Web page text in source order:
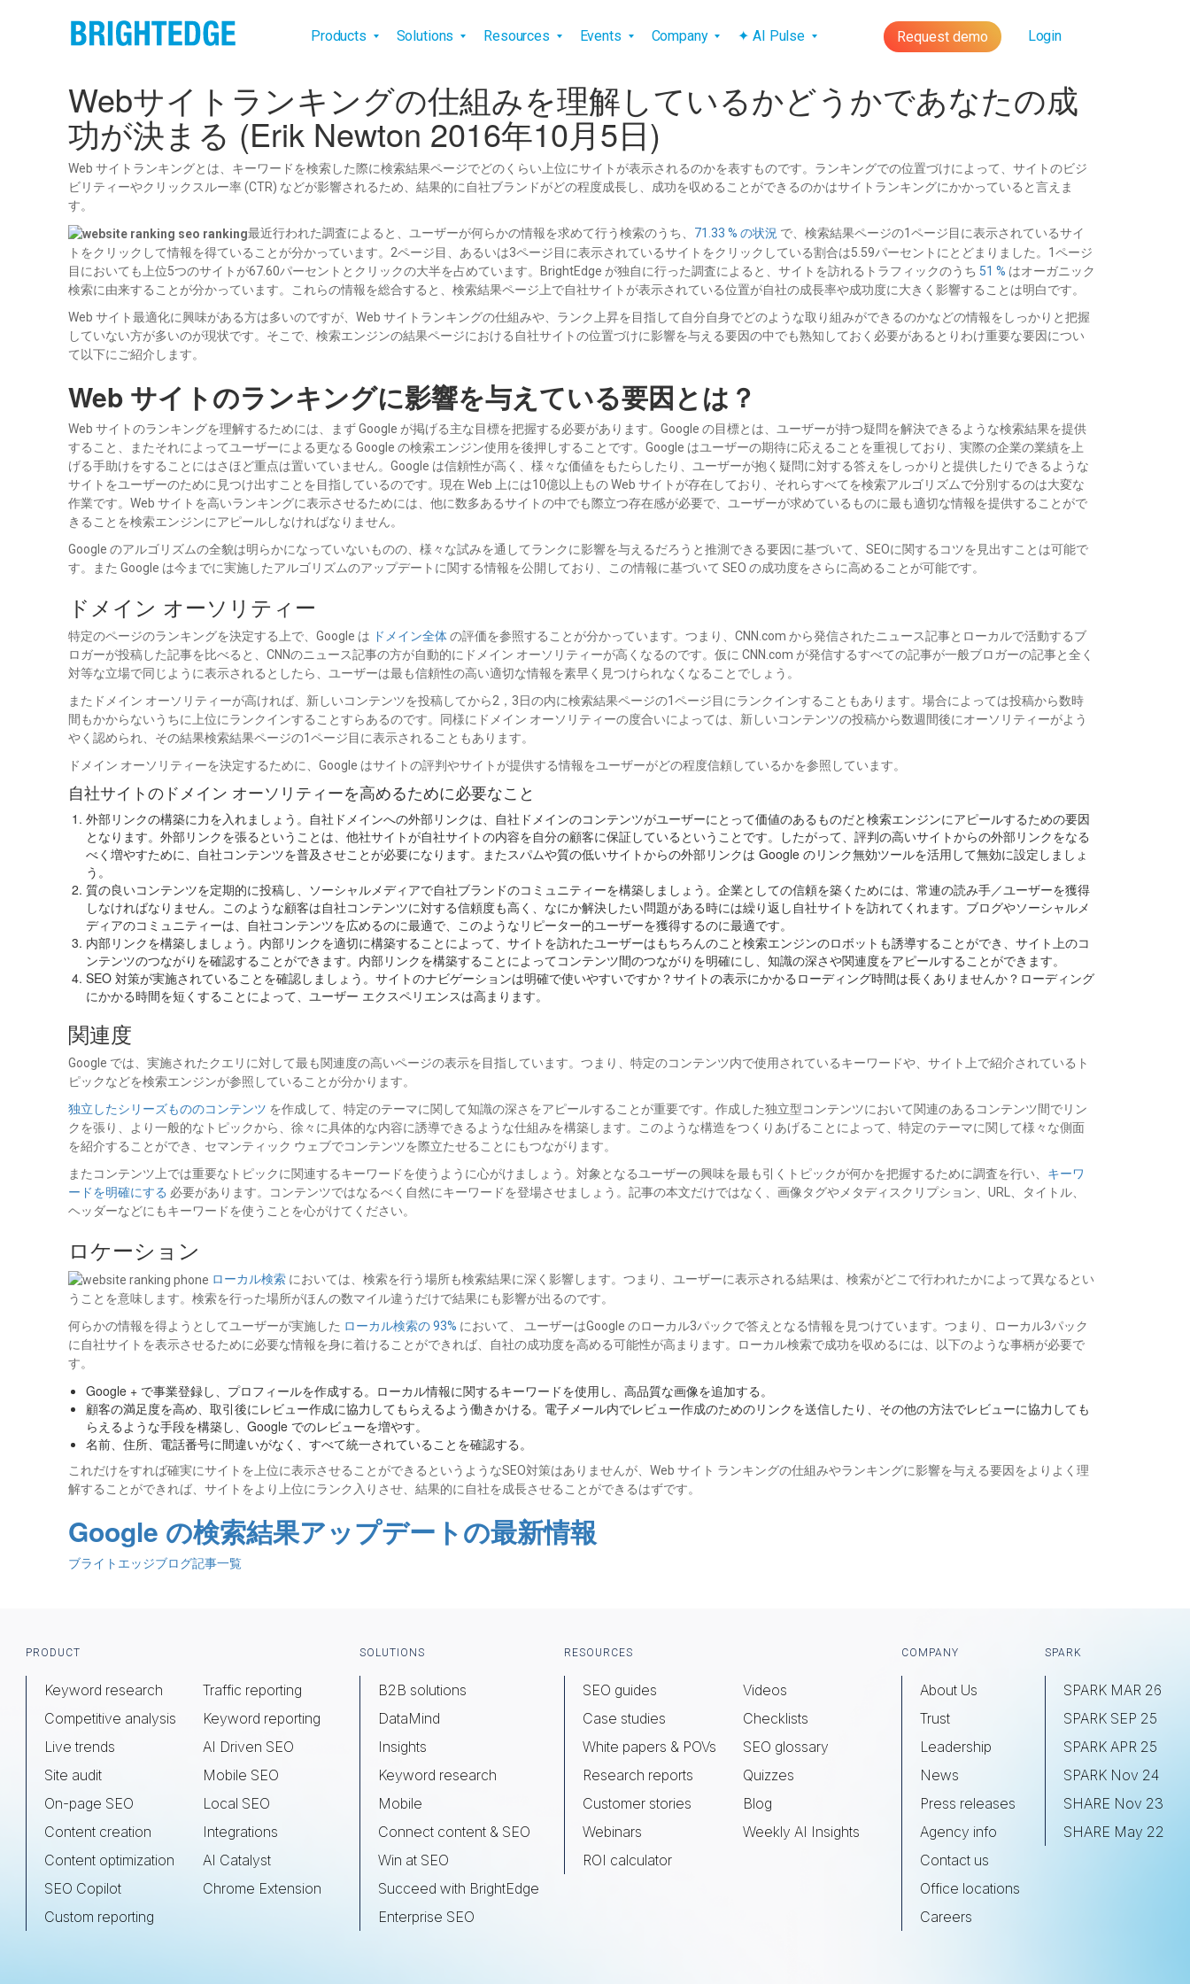
Products Solutions Resources Events Company ✦ AI Pulse Request demo Login
Webサイトランキングの仕組みを理解しているかどうかであなたの成
功が決まる (Erik Newton 2016年10月5日)
Web サイトランキングとは、キーワードを検索した際に検索結果ページでどのくらい上位にサイトが表示されるのかを表すものです。ランキングでの位置づけによって、サイトのビジ
ビリティーやクリックスルー率 (CTR) などが影響されるため、結果的に自社ブランドがどの程度成長し、成功を収めることができるのかはサイトランキングにかかっていると言えま
す。
最近行われた調査によると、ユーザーが何らかの情報を求めて行う検索のうち、 71.33 % の状況 で、検索結果ページの1ページ目に表示されているサイ
トをクリックして情報を得ていることが分かっています。2ページ目、あるいは3ページ目に表示されているサイトをクリックしている割合は5.59パーセントにとどまりました。1ページ
目においても上位5つのサイトが67.60パーセントとクリックの大半を占めています。BrightEdge が独自に行った調査によると、サイトを訪れるトラフィックのうち 51 % はオーガニック
検索に由来することが分かっています。これらの情報を総合すると、検索結果ページ上で自社サイトが表示されている位置が自社の成長率や成功度に大きく影響することは明白です。
Web サイト最適化に興味がある方は多いのですが、Web サイトランキングの仕組みや、ランク上昇を目指して自分自身でどのような取り組みができるのかなどの情報をしっかりと把握
していない方が多いのが現状です。そこで、検索エンジンの結果ページにおける自社サイトの位置づけに影響を与える要因の中でも熟知しておく必要があるとりわけ重要な要因につい
て以下にご紹介します。
Web サイトのランキングに影響を与えている要因とは？
Web サイトのランキングを理解するためには、まず Google が掲げる主な目標を把握する必要があります。Google の目標とは、ユーザーが持つ疑問を解決できるような検索結果を提供
すること、またそれによってユーザーによる更なる Google の検索エンジン使用を後押しすることです。Google はユーザーの期待に応えることを重視しており、実際の企業の業績を上
げる手助けをすることにはさほど重点は置いていません。Google は信頼性が高く、様々な価値をもたらしたり、ユーザーが抱く疑問に対する答えをしっかりと提供したりできるような
サイトをユーザーのために見つけ出すことを目指しているのです。現在 Web 上には10億以上もの Web サイトが存在しており、それらすべてを検索アルゴリズムで分別するのは大変な
作業です。Web サイトを高いランキングに表示させるためには、他に数多あるサイトの中でも際立つ存在感が必要で、ユーザーが求めているものに最も適切な情報を提供することがで
きることを検索エンジンにアピールしなければなりません。
Google のアルゴリズムの全貌は明らかになっていないものの、様々な試みを通してランクに影響を与えるだろうと推測できる要因に基づいて、SEOに関するコツを見出すことは可能で
す。また Google は今までに実施したアルゴリズムのアップデートに関する情報を公開しており、この情報に基づいて SEO の成功度をさらに高めることが可能です。
ドメイン オーソリティー
特定のページのランキングを決定する上で、Google は ドメイン全体の評価を参照することが分かっています。つまり、CNN.com から発信されたニュース記事とローカルで活動するブ
ロガーが投稿した記事を比べると、CNNのニュース記事の方が自動的にドメイン オーソリティーが高くなるのです。仮に CNN.com が発信するすべての記事が一般ブロガーの記事と全く
対等な立場で同じように表示されるとしたら、ユーザーは最も信頼性の高い適切な情報を素早く見つけられなくなることでしょう。
またドメイン オーソリティーが高ければ、新しいコンテンツを投稿してから2，3日の内に検索結果ページの1ページ目にランクインすることもあります。場合によっては投稿から数時
間もかからないうちに上位にランクインすることすらあるのです。同様にドメイン オーソリティーの度合いによっては、新しいコンテンツの投稿から数週間後にオーソリティーがよう
やく認められ、その結果検索結果ページの1ページ目に表示されることもあります。
ドメイン オーソリティーを決定するために、Google はサイトの評判やサイトが提供する情報をユーザーがどの程度信頼しているかを参照しています。
自社サイトのドメイン オーソリティーを高めるために必要なこと
外部リンクの構築に力を入れましょう。自社ドメインへの外部リンクは、自社ドメインのコンテンツがユーザーにとって価値のあるものだと検索エンジンにアピールするための要因
となります。外部リンクを張るということは、他社サイトが自社サイトの内容を自分の顧客に保証しているということです。したがって、評判の高いサイトからの外部リンクをなる
べく増やすために、自社コンテンツを普及させことが必要になります。またスパムや質の低いサイトからの外部リンクは Google のリンク無効ツールを活用して無効に設定しましょ
う。
質の良いコンテンツを定期的に投稿し、ソーシャルメディアで自社ブランドのコミュニティーを構築しましょう。企業としての信頼を築くためには、常連の読み手／ユーザーを獲得
しなければなりません。このような顧客は自社コンテンツに対する信頼度も高く、なにか解決したい問題がある時には繰り返し自社サイトを訪れてくれます。ブログやソーシャルメ
ディアのコミュニティーは、自社コンテンツを広めるのに最適で、このようなリピーター的ユーザーを獲得するのに最適です。
内部リンクを構築しましょう。内部リンクを適切に構築することによって、サイトを訪れたユーザーはもちろんのこと検索エンジンのロボットも誘導することができ、サイト上のコ
ンテンツのつながりを確認することができます。内部リンクを構築することによってコンテンツ間のつながりを明確にし、知識の深さや関連度をアピールすることができます。
SEO 対策が実施されていることを確認しましょう。サイトのナビゲーションは明確で使いやすいですか？サイトの表示にかかるローディング時間は長くありませんか？ローディング
にかかる時間を短くすることによって、ユーザー エクスペリエンスは高まります。
関連度
Google では、実施されたクエリに対して最も関連度の高いページの表示を目指しています。つまり、特定のコンテンツ内で使用されているキーワードや、サイト上で紹介されているト
ピックなどを検索エンジンが参照していることが分かります。
独立したシリーズもののコンテンツ を作成して、特定のテーマに関して知識の深さをアピールすることが重要です。作成した独立型コンテンツにおいて関連のあるコンテンツ間でリン
クを張り、より一般的なトピックから、徐々に具体的な内容に誘導できるような仕組みを構築します。このような構造をつくりあげることによって、特定のテーマに関して様々な側面
を紹介することができ、セマンティック ウェブでコンテンツを際立たせることにもつながります。
またコンテンツ上では重要なトピックに関連するキーワードを使うように心がけましょう。対象となるユーザーの興味を最も引くトピックが何かを把握するために調査を行い、 キーワ
ードを明確にする 必要があります。コンテンツではなるべく自然にキーワードを登場させましょう。記事の本文だけではなく、画像タグやメタディスクリプション、URL、タイトル、
ヘッダーなどにもキーワードを使うことを心がけてください。
ロケーション
ローカル検索 においては、検索を行う場所も検索結果に深く影響します。つまり、ユーザーに表示される結果は、検索がどこで行われたかによって異なるとい
うことを意味します。検索を行った場所がほんの数マイル違うだけで結果にも影響が出るのです。
何らかの情報を得ようとしてユーザーが実施した ローカル検索の 93% において、 ユーザーはGoogle のローカル3パックで答えとなる情報を見つけています。つまり、ローカル3パック
に自社サイトを表示させるために必要な情報を身に着けることができれば、自社の成功度を高める可能性が高まります。ローカル検索で成功を収めるには、以下のような事柄が必要で
す。
Google + で事業登録し、プロフィールを作成する。ローカル情報に関するキーワードを使用し、高品質な画像を追加する。
顧客の満足度を高め、取引後にレビュー作成に協力してもらえるよう働きかける。電子メール内でレビュー作成のためのリンクを送信したり、その他の方法でレビューに協力しても
らえるような手段を構築し、Google でのレビューを増やす。
名前、住所、電話番号に間違いがなく、すべて統一されていることを確認する。
これだけをすれば確実にサイトを上位に表示させることができるというようなSEO対策はありませんが、Web サイト ランキングの仕組みやランキングに影響を与える要因をよりよく理
解することができれば、サイトをより上位にランク入りさせ、結果的に自社を成長させることができるはずです。
Google の検索結果アップデートの最新情報
ブライトエッジブログ記事一覧
Footer
PRODUCT
Keyword research
Competitive analysis
Live trends
Site audit
On-page SEO
Content creation
Content optimization
SEO Copilot
Custom reporting
Traffic reporting
Keyword reporting
AI Driven SEO
Mobile SEO
Local SEO
Integrations
AI Catalyst
Chrome Extension
SOLUTIONS
B2B solutions
DataMind
Insights
Keyword research
Mobile
Connect content & SEO
Win at SEO
Succeed with BrightEdge
Enterprise SEO
RESOURCES
SEO guides
Case studies
White papers & POVs
Research reports
Customer stories
Webinars
ROI calculator
Videos
Checklists
SEO glossary
Quizzes
Blog
Weekly AI Insights
COMPANY
About Us
Trust
Leadership
News
Press releases
Agency info
Contact us
Office locations
Careers
SPARK
SPARK MAR 26
SPARK SEP 25
SPARK APR 25
SPARK Nov 24
SHARE Nov 23
SHARE May 22